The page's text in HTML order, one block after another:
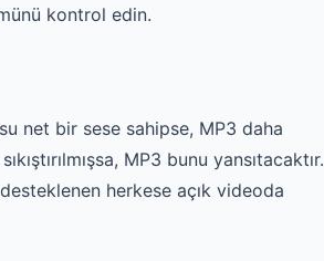
kontrol edin.
net bir sese sahipse, MP3 daha
MP3 bunu yansıtacaktır.
herkese açık videoda